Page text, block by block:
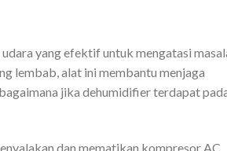
yang efektif untuk mengatasi
lembab, alat ini membantu menjaga
jika dehumidifier terdapat
dan mematikan kompresor AC